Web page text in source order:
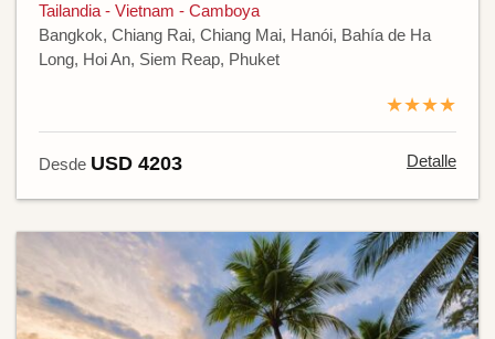
Tailandia - Vietnam - Camboya
Bangkok, Chiang Rai, Chiang Mai, Hanói, Bahía de Ha
Long, Hoi An, Siem Reap, Phuket
★★★★
Desde USD 4203 Detalle